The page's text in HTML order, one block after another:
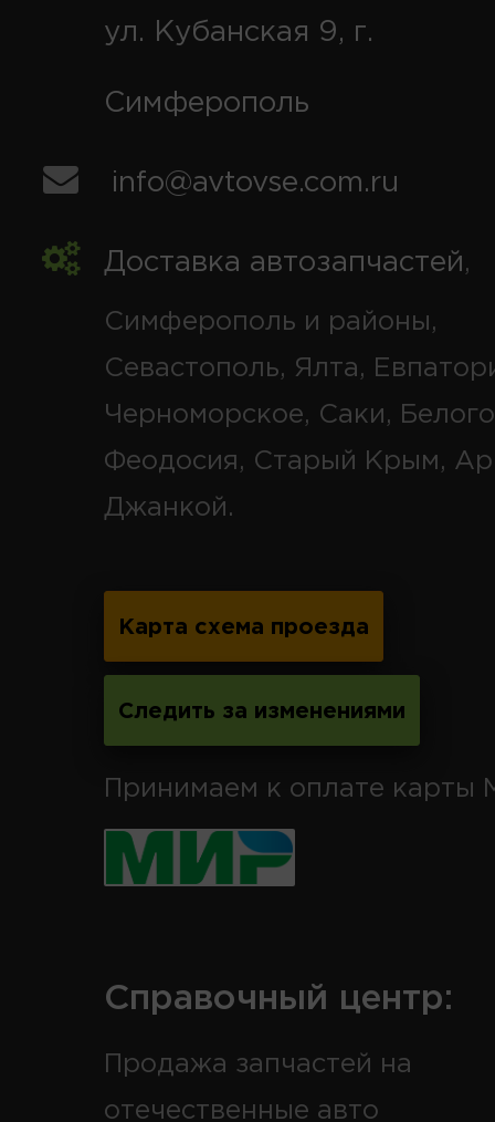
ул. Кубанская 9, г.
Симферополь
info@avtovse.com.ru
Доставка автозапчастей,
Симферополь и районы,
Севастополь, Ялта,
Черноморское, Саки,
Феодосия, Старый Крым,
Джанкой.
Карта схема проезда
Следить за изменениями
Принимаем к оплате карты
Справочный центр:
Продажа запчастей на
отечественные авто